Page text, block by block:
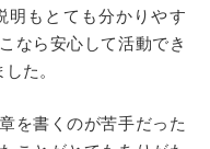
明もとても分かりやす
なら安心して活動でき
た。
を書くのが苦手だった